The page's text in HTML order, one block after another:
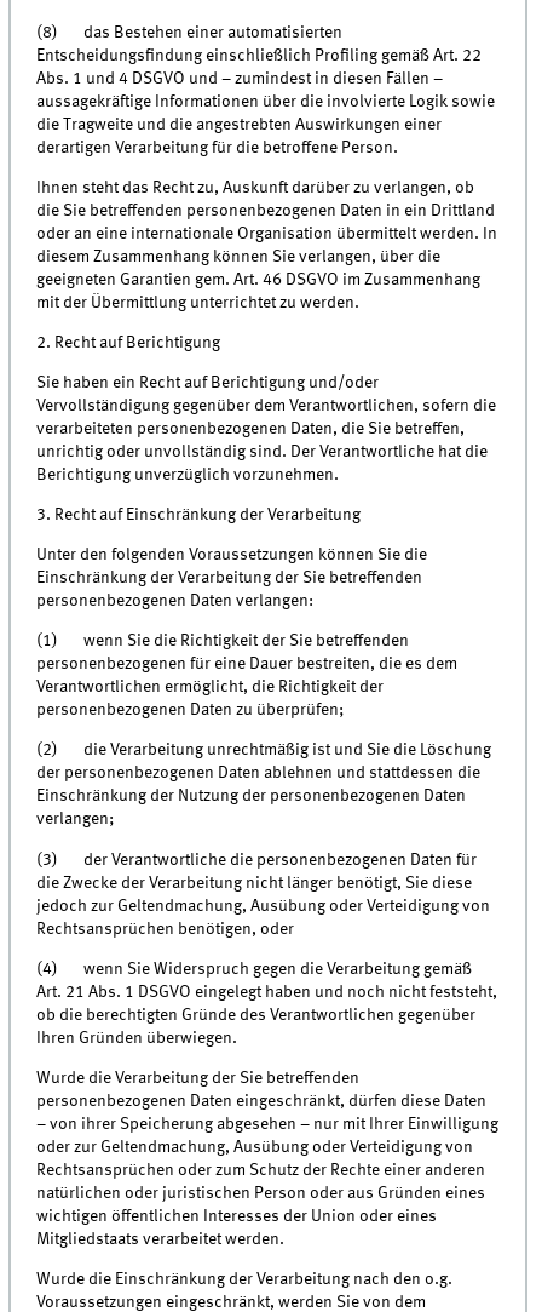
(8) das Bestehen einer automatisierten
Entscheidungsfindung einschließlich Profiling gemäß Art. 22
Abs. 1 und 4 DSGVO und – zumindest in diesen Fällen –
aussagekräftige Informationen über die involvierte Logik sowie
die Tragweite und die angestrebten Auswirkungen einer
derartigen Verarbeitung für die betroffene Person.
Ihnen steht das Recht zu, Auskunft darüber zu verlangen, ob
die Sie betreffenden personenbezogenen Daten in ein Drittland
oder an eine internationale Organisation übermittelt werden. In
diesem Zusammenhang können Sie verlangen, über die
geeigneten Garantien gem. Art. 46 DSGVO im Zusammenhang
mit der Übermittlung unterrichtet zu werden.
2. Recht auf Berichtigung
Sie haben ein Recht auf Berichtigung und/oder
Vervollständigung gegenüber dem Verantwortlichen, sofern die
verarbeiteten personenbezogenen Daten, die Sie betreffen,
unrichtig oder unvollständig sind. Der Verantwortliche hat die
Berichtigung unverzüglich vorzunehmen.
3. Recht auf Einschränkung der Verarbeitung
Unter den folgenden Voraussetzungen können Sie die
Einschränkung der Verarbeitung der Sie betreffenden
personenbezogenen Daten verlangen:
(1) wenn Sie die Richtigkeit der Sie betreffenden
personenbezogenen für eine Dauer bestreiten, die es dem
Verantwortlichen ermöglicht, die Richtigkeit der
personenbezogenen Daten zu überprüfen;
(2) die Verarbeitung unrechtmäßig ist und Sie die Löschung
der personenbezogenen Daten ablehnen und stattdessen die
Einschränkung der Nutzung der personenbezogenen Daten
verlangen;
(3) der Verantwortliche die personenbezogenen Daten für
die Zwecke der Verarbeitung nicht länger benötigt, Sie diese
jedoch zur Geltendmachung, Ausübung oder Verteidigung von
Rechtsansprüchen benötigen, oder
(4) wenn Sie Widerspruch gegen die Verarbeitung gemäß
Art. 21 Abs. 1 DSGVO eingelegt haben und noch nicht feststeht,
ob die berechtigten Gründe des Verantwortlichen gegenüber
Ihren Gründen überwiegen.
Wurde die Verarbeitung der Sie betreffenden
personenbezogenen Daten eingeschränkt, dürfen diese Daten
– von ihrer Speicherung abgesehen – nur mit Ihrer Einwilligung
oder zur Geltendmachung, Ausübung oder Verteidigung von
Rechtsansprüchen oder zum Schutz der Rechte einer anderen
natürlichen oder juristischen Person oder aus Gründen eines
wichtigen öffentlichen Interesses der Union oder eines
Mitgliedstaats verarbeitet werden.
Wurde die Einschränkung der Verarbeitung nach den o.g.
Voraussetzungen eingeschränkt, werden Sie von dem